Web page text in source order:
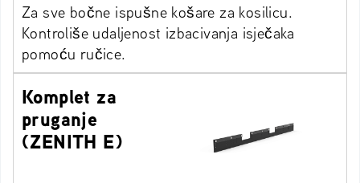
Za sve bočne ispušne košare za kosilicu.
Kontroliše udaljenost izbacivanja isječaka
pomoću ručice.
Komplet za
pruganje
(ZENITH E)